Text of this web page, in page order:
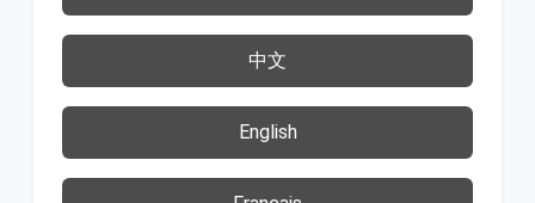
中文
English